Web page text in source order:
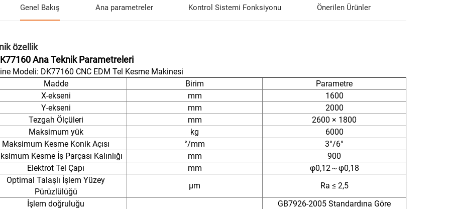
Genel Bakış Ana parametreler Kontrol Sistemi Fonksiyonu Önerilen Ürünler
özellik
Ana Teknik Parametreleri
Modeli: DK77160 CNC EDM Tel Kesme Makinesi
Madde
Birim
Parametre
X-ekseni
mm
1600
Y-ekseni
mm
2000
Tezgah Ölçüleri
mm
2600 × 1800
Maksimum yük
kg
6000
Maksimum Kesme Konik Açısı
°/mm
3°/6°
Kesme İş Parçası Kalınlığı
mm
900
Elektrot Tel Çapı
mm
φ0,12～φ0,18
Optimal Talaşlı İşlem Yüzey
Pürüzlülüğü
μm
Ra ≤ 2,5
İşlem doğruluğu
GB7926-2005 Standardına Göre